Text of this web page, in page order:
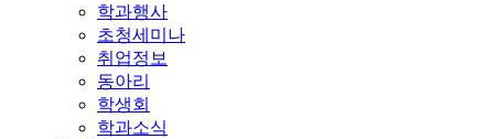
학과행사
초청세미나
취업정보
동아리
학생회
학과소식